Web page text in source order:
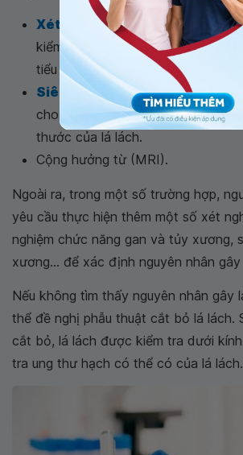
Xét nghiệm máu
: Với xét
kiểm tra số lượng tế bào hồng
tiểu cầu trong hệ thống.
Siêu âm hoặc chụp cắt lớp vi
cho phép chẩn đoán hình ảnh, xác
thước của lá lách.
Cộng hưởng từ (MRI).
Ngoài ra, trong một số trường hợp,
yêu cầu thực hiện thêm một số xét
nghiệm chức năng gan và tủy xương,
xương... để xác định nguyên nhân gây
Nếu không tìm thấy nguyên nhân gây
thể đề nghị phẫu thuật cắt bỏ lá lách.
cắt bỏ, lá lách được kiểm tra dưới
tra ung thư hạch có thể có của lá lách.